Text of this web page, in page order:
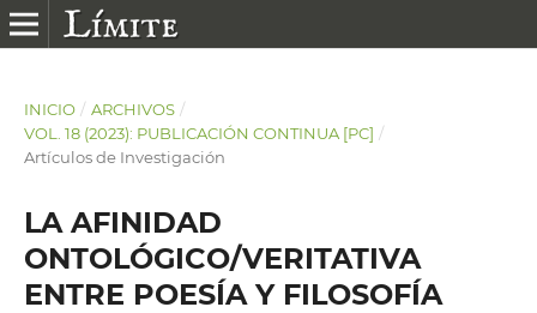
INICIO / ARCHIVOS /
VOL. 18 (2023): PUBLICACIÓN CONTINUA [PC] /
Artículos de Investigación
LA AFINIDAD
ONTOLÓGICO/VERITATIVA
ENTRE POESÍA Y FILOSOFÍA